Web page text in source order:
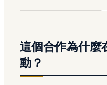
這個合作為什麼
動？